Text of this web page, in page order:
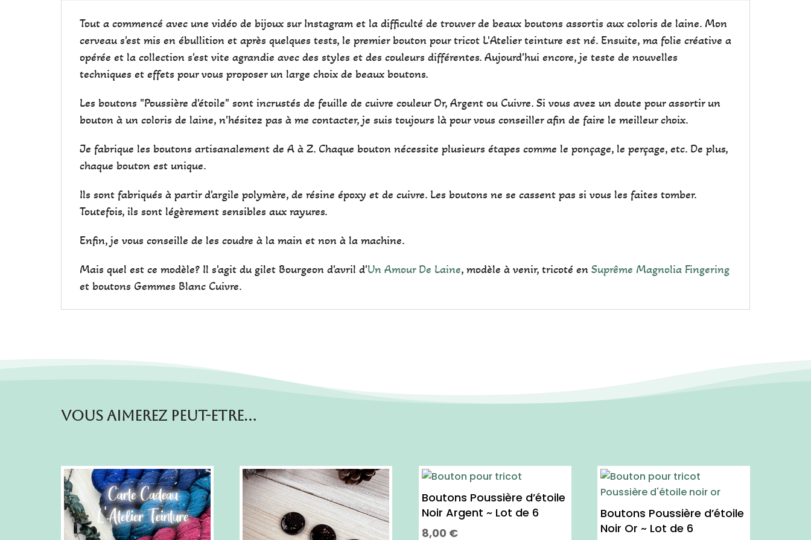
Tout a commencé avec une vidéo de bijoux sur Instagram et la difficulté de trouver de beaux boutons assortis aux coloris de laine. Mon
cerveau s'est mis en ébullition et après quelques tests, le premier bouton pour tricot L'Atelier teinture est né. Ensuite, ma folie créative a
opérée et la collection s'est vite agrandie avec des styles et des couleurs différentes. Aujourd'hui encore, je teste de nouvelles
techniques et effets pour vous proposer un large choix de beaux boutons.
Les boutons "Poussière d'étoile" sont incrustés de feuille de cuivre couleur Or, Argent ou Cuivre. Si vous avez un doute pour assortir un
bouton à un coloris de laine, n'hésitez pas à me contacter, je suis toujours là pour vous conseiller afin de faire le meilleur choix.
Je fabrique les boutons artisanalement de A à Z. Chaque bouton nécessite plusieurs étapes comme le ponçage, le perçage, etc. De plus,
chaque bouton est unique.
Ils sont fabriqués à partir d'argile polymère, de résine époxy et de cuivre. Les boutons ne se cassent pas si vous les faites tomber.
Toutefois, ils sont légèrement sensibles aux rayures.
Enfin, je vous conseille de les coudre à la main et non à la machine.
Mais quel est ce modèle? Il s'agit du gilet Bourgeon d'avril d'Un Amour De Laine, modèle à venir, tricoté en Suprême Magnolia Fingering
et boutons Gemmes Blanc Cuivre.
Vous aimerez peut-etre…
Boutons Poussière d’étoile
Noir Argent ~ Lot de 6
8,00 €
Boutons Poussière d’étoile
Noir Or ~ Lot de 6